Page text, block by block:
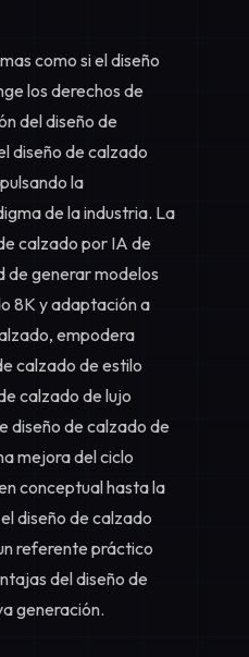
como si el diseño
los derechos de
del diseño de
diseño de calzado
la
de la industria. La
calzado por IA de
de generar modelos
8K y adaptación a
empodera
calzado de estilo
calzado de lujo
diseño de calzado de
mejora del ciclo
conceptual hasta la
diseño de calzado
referente práctico
del diseño de
generación.